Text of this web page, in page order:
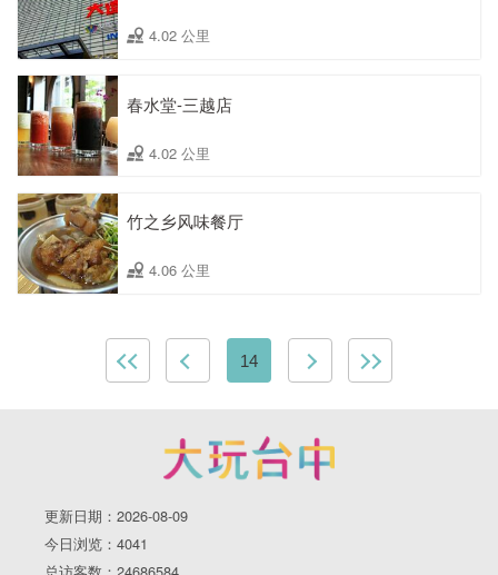
4.02 公里
春水堂-三越店
4.02 公里
竹之乡风味餐厅
4.06 公里
14
更新日期：2026-08-09
今日浏览：4041